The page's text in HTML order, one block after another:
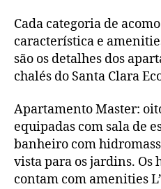
Cada categoria de
característica e
são os detalhes dos
chalés do Santa Clara
Apartamento Master:
equipadas com sala de
banheiro com
vista para os jardins. Os
contam com amenities